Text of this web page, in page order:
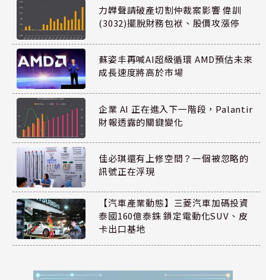
力韡聲請破產切割仲裁案影響 偉訓
(3032)擺脫財務包袱、股價攻漲停
蘇姿丰再喊AI超級循環 AMD預估未來
成長速度將高於市場
企業 AI 正在進入下一階段，Palantir
財報透露的關鍵變化
佳必琪還有上修空間？一個被忽略的
訊號正在浮現
【汽車產業動態】三菱汽車加碼投資
泰國160億泰銖 鎖定電動化SUV、皮
卡出口基地